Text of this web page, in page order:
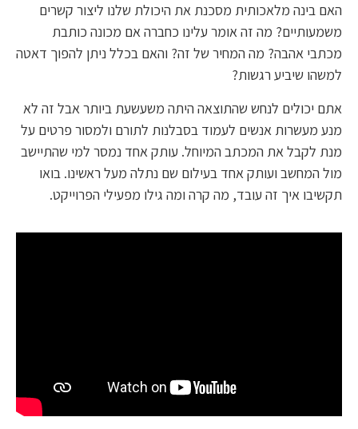
האם בינה מלאכותית מסכנת את היכולת שלנו ליצור קשרים
משמעותיים? מה זה אומר עלינו כחברה אם מכונה כותבת
מכתבי אהבה? מה המחיר של זה? והאם בכלל ניתן להפוך דאטה
למשהו שיביע רגשות?
אתם יכולים לנחש שהתוצאה היתה משעשעת ביותר אבל זה לא
מנע מעשרות אנשים לעמוד בסבלנות לתורם ולמסור פרטים על
מנת לקבל את המכתב המיוחל. עותק אחד נמסר למי שהתיישב
מול המחשב ועותק אחד בעילום שם נתלה מעל ראשינו. בואו
תקשיבו איך זה עובד, מה קרה ומה גילו מפעילי הפרוייקט.